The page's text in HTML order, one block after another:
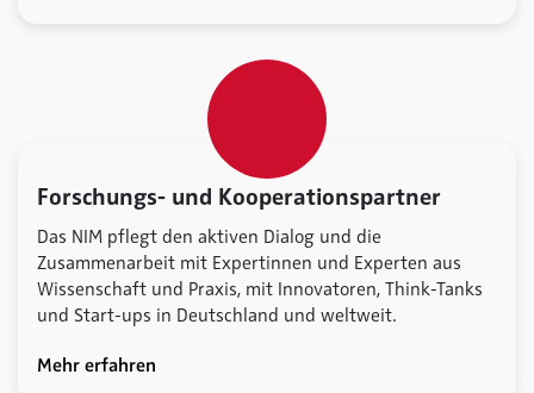
Forschungs- und Kooperationspartner
Das NIM pflegt den aktiven Dialog und die
Zusammenarbeit mit Expertinnen und Experten aus
Wissenschaft und Praxis, mit Innovatoren, Think-Tanks
und Start-ups in Deutschland und weltweit.
Mehr erfahren